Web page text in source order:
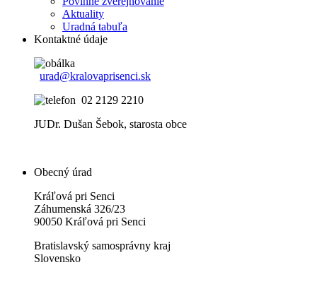
Aktuality
Uradná tabuľa
Kontaktné údaje
urad@kralovaprisenci.sk
02 2129 2210
JUDr. Dušan Šebok, starosta obce
Obecný úrad
Kráľová pri Senci
Záhumenská 326/23
90050 Kráľová pri Senci
Bratislavský samosprávny kraj
Slovensko